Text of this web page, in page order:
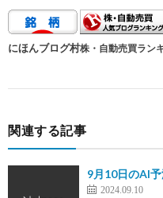
にほんブログ村株・自動売買ラン
関連する記事
9月10日のAI
2024.09.10